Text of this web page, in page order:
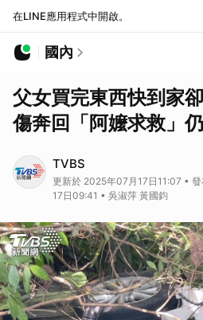
在LINE應用程式中開啟。
國內
父女買完東西快到家
傷奔回「阿嬤求救」
TVBS
更新於 2025年07月17日11:07 •
17日09:41 • 吳淑萍 黃國鈞